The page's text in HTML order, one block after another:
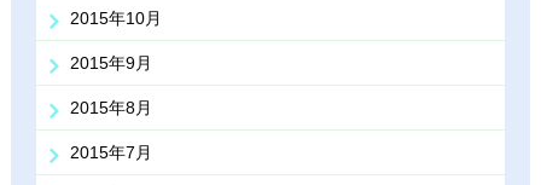
2015年10月
2015年9月
2015年8月
2015年7月